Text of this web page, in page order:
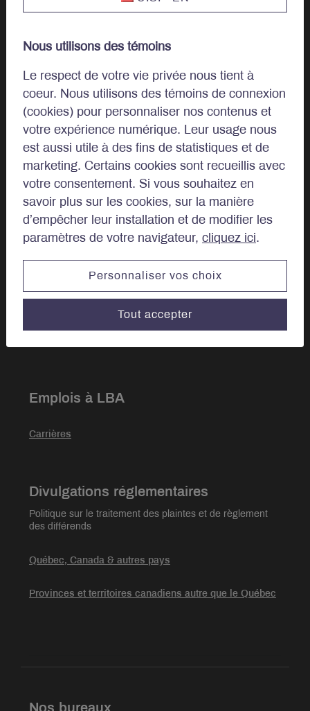
Nous utilisons des témoins
Le respect de votre vie privée nous tient à
coeur. Nous utilisons des témoins de connexion
(cookies) pour personnaliser nos contenus et
votre expérience numérique. Leur usage nous
est aussi utile à des fins de statistiques et de
marketing. Certains cookies sont recueillis avec
votre consentement. Si vous souhaitez en
savoir plus sur les cookies, sur la manière
d’empêcher leur installation et de modifier les
paramètres de votre navigateur, cliquez ici.
Personnaliser vos choix
Tout accepter
Clients privés
Approche
Philosophie d’investissement
Investissement Durable
Gestion de portefeuille
À propos
Notre histoire
Emplois à LBA
Carrières
Divulgations réglementaires
Politique sur le traitement des plaintes et de règlement
des différends
Québec, Canada & autres pays
Provinces et territoires canadiens autre que le Québec
Nos bureaux